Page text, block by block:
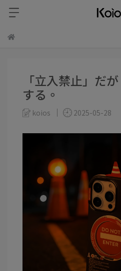
「立入禁止」だ
する。
koios 2025-05-28